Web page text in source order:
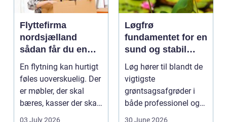
Flyttefirma
nordsjælland
sådan får du en
tryg og effektiv
flytning
En flytning kan hurtigt
føles uoverskuelig. Der
er møbler, der skal
bæres, kasser der skal
pakkes, o...
03 July 2026
Løgfrø
fundamentet for en
sund og stabil
løgavl
Løg hører til blandt de
vigtigste
grøntsagsafgrøder i
både professionel og
hobbybaseret
30 June 2026